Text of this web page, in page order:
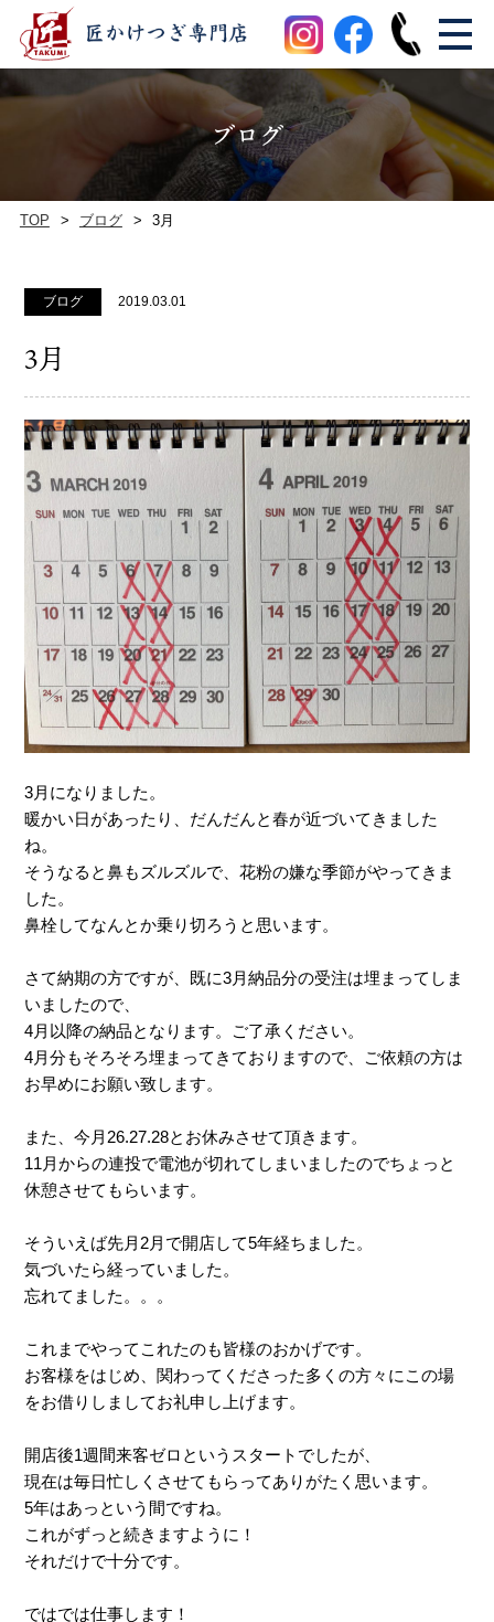
ブログ
TOP ブログ 3月
ブログ 2019.03.01
3月
3月になりました。
暖かい日があったり、だんだんと春が近づいてきました
ね。
そうなると鼻もズルズルで、花粉の嫌な季節がやってきま
した。
鼻栓してなんとか乗り切ろうと思います。
さて納期の方ですが、既に3月納品分の受注は埋まってしま
いましたので、
4月以降の納品となります。ご了承ください。
4月分もそろそろ埋まってきておりますので、ご依頼の方は
お早めにお願い致します。
また、今月26.27.28とお休みさせて頂きます。
11月からの連投で電池が切れてしまいましたのでちょっと
休憩させてもらいます。
そういえば先月2月で開店して5年経ちました。
気づいたら経っていました。
忘れてました。。。
これまでやってこれたのも皆様のおかげです。
お客様をはじめ、関わってくださった多くの方々にこの場
をお借りしましてお礼申し上げます。
開店後1週間来客ゼロというスタートでしたが、
現在は毎日忙しくさせてもらってありがたく思います。
5年はあっという間ですね。
これがずっと続きますように！
それだけで十分です。
ではでは仕事します！